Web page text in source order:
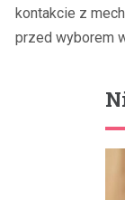
kontakcie z
przed wyborem